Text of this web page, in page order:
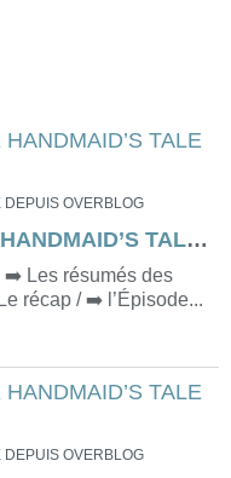
DEPUIS OVERBLOG
Saison 5 - Épisode 6 de THE HANDMAID’S TALE (Together)
➡️ Les résumés des
récap / ➡️ l’Épisode...
DEPUIS OVERBLOG